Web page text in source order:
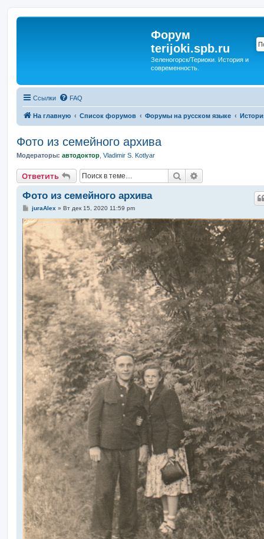
Форум
terijoki.spb.ru
Зеленогорск/Териоки. История и
современность.
Ссылки FAQ
На главную Список форумов Форумы на русском языке
Фото из семейного архива
Модераторы: автодоктор Vladimir S. Kotlyar
Ответить Поиск
Фото из семейного архива
С
о
б
щ
е
н
и
е
juraAlex » Вт дек 15, 2020 11:59 pm